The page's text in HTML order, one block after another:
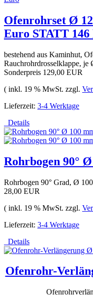
Ofenrohrset Ø
Euro STATT 146
bestehend aus Kaminhut,
Rauchrohrdrosselklappe, je
Sonderpreis 129,00 EUR
( inkl. 19 % MwSt. zzgl.
Lieferzeit: 3-4 Werktage
Details
Rohrbogen 90°
Rohrbogen 90° Grad, Ø
28,00 EUR
( inkl. 19 % MwSt. zzgl.
Lieferzeit: 3-4 Werktage
Details
Ofenrohr-